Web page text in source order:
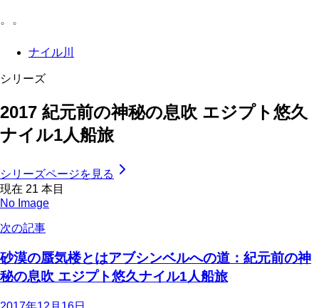
。。
ナイル川
シリーズ
2017 紀元前の神秘の息吹 エジプト悠久
ナイル1人船旅
シリーズページを見る
現在 21 本目
No Image
次の記事
砂漠の蜃気楼とはアブシンベルへの道：紀元前の神
秘の息吹 エジプト悠久ナイル1人船旅